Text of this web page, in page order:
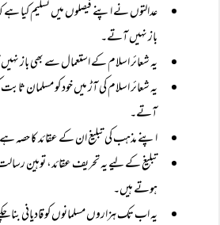
عدالتوں نے اپنے فیصلوں میں تسلیم کیا
باز نہیں آتے۔
یہ شعائر اسلام کے استعمال سے بھی باز
یہ شعائر اسلام کی آڑ میں خود کو مسلمان
آتے۔
اپنے مذہب کی تبلیغ ان کے عقائد کا حصہ
تبلیغ کے لیے یہ تحریف عقائد، توہین
ہوتے ہیں۔
یہ اب تک ہزاروں مسلمانوں کو قادیانی بنا